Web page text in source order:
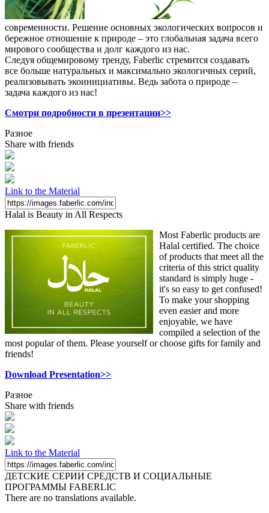
современности. Решение основных экологических вопросов и
бережное отношение к природе – это глобальная задача всего
мирового сообщества и долг каждого из нас.
Следуя общемировому тренду, Faberlic стремится создавать
все больше натуральных и максимально экологичных серий,
реализовывать экоинициативы. Ведь забота о природе –
задача каждого из нас!
Смотри подробности в презентации>>
Разное
Share with friends
Link to the Material
Halal is Beauty in All Respects
Most Faberlic products are
Halal certified. The choice
of products that meet all the
criteria of this strict quality
standard is simply huge -
it's so easy to get confused!
To make your shopping
even easier and more
enjoyable, we have
compiled a selection of the
most popular of them. Please yourself or choose gifts for family and
friends!
Download Presentation>>
Разное
Share with friends
Link to the Material
ДЕТСКИЕ СЕРИИ СРЕДСТВ И СОЦИАЛЬНЫЕ
ПРОГРАММЫ FABERLIC
There are no translations available.